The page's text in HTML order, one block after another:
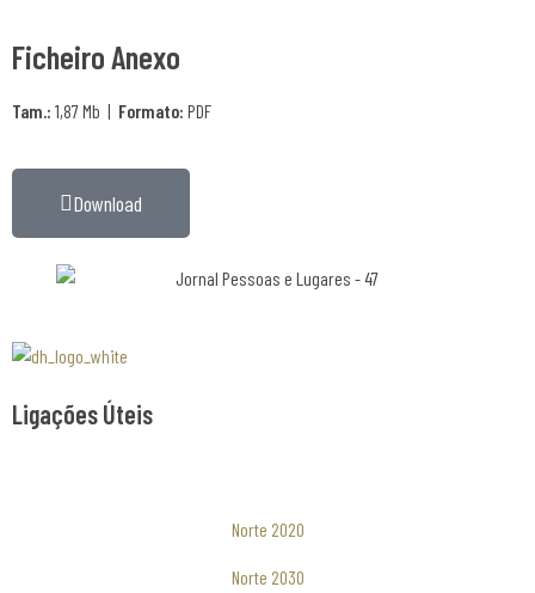
Ficheiro Anexo
Tam.: 1,87 Mb | Formato: PDF
Download
Ligações Úteis
Norte 2020
Norte 2030